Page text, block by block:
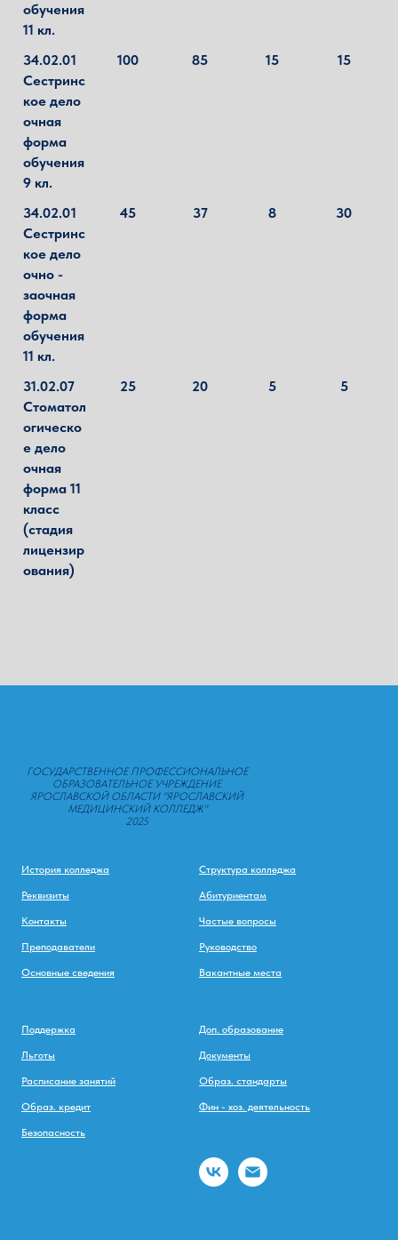
обучения
11 кл.
34.02.01
Сестринс
кое дело
очная
форма
обучения
9 кл.
100 85 15 15
34.02.01
Сестринс
кое дело
очно -
заочная
форма
обучения
11 кл.
45 37 8 30
31.02.07
Стоматол
огическо
е дело
очная
форма 11
класс
(стадия
лицензир
ования)
25 20 5 5
ГОСУДАРСТВЕННОЕ ПРОФЕССИОНАЛЬНОЕ
ОБРАЗОВАТЕЛЬНОЕ УЧРЕЖДЕНИЕ
ЯРОСЛАВСКОЙ ОБЛАСТИ "ЯРОСЛАВСКИЙ
МЕДИЦИНСКИЙ КОЛЛЕДЖ"
2025
История колледжа
Реквизиты
Контакты
Преподаватели
Основные сведения
Структура колледжа
Абитуриентам
Частые вопросы
Руководство
Вакантные места
Поддержка
Льготы
Расписание занятий
Образ. кредит
Безопасность
Доп. образование
Документы
Образ. стандарты
Фин - хоз. деятельность